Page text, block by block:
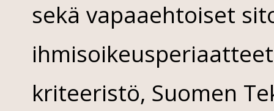
sekä vapaaehtoiset
kriteeristö, Suomen